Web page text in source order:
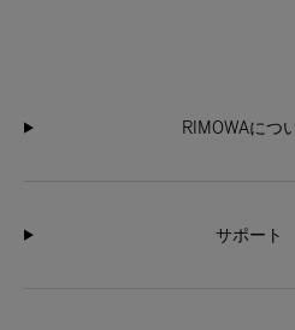
RIMOWAにつ
サポート